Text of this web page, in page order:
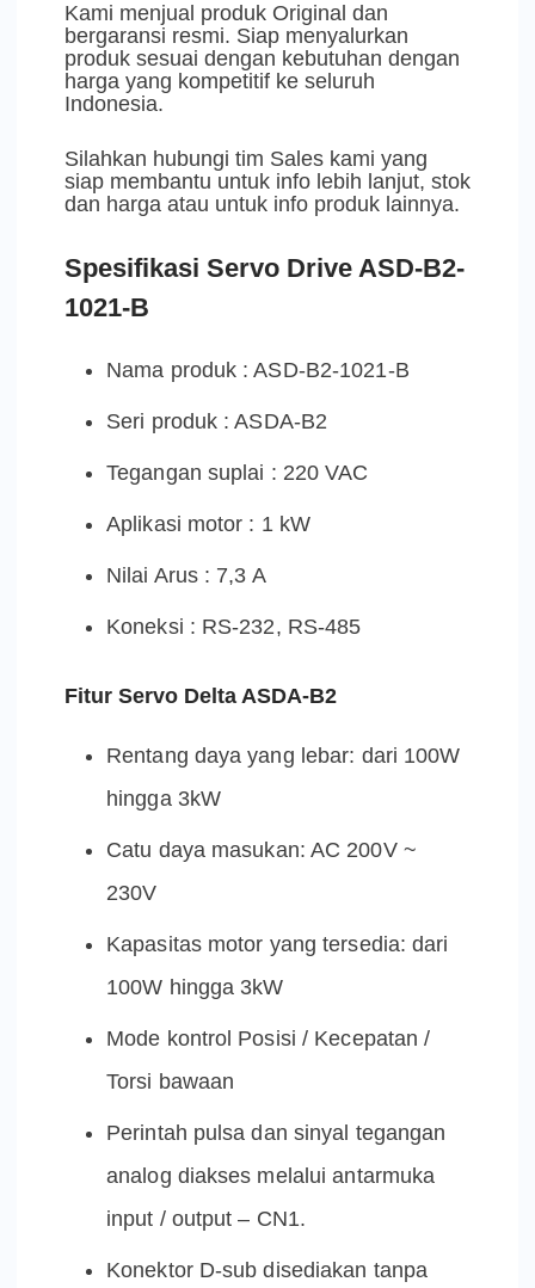
Kami menjual produk Original dan
bergaransi resmi. Siap menyalurkan
produk sesuai dengan kebutuhan dengan
harga yang kompetitif ke seluruh
Indonesia.
Silahkan hubungi tim Sales kami yang
siap membantu untuk info lebih lanjut, stok
dan harga atau untuk info produk lainnya.
Spesifikasi Servo Drive ASD-B2-
1021-B
Nama produk : ASD-B2-1021-B
Seri produk : ASDA-B2
Tegangan suplai : 220 VAC
Aplikasi motor : 1 kW
Nilai Arus : 7,3 A
Koneksi : RS-232, RS-485
Fitur Servo Delta ASDA-B2
Rentang daya yang lebar: dari 100W
hingga 3kW
Catu daya masukan: AC 200V ~
230V
Kapasitas motor yang tersedia: dari
100W hingga 3kW
Mode kontrol Posisi / Kecepatan /
Torsi bawaan
Perintah pulsa dan sinyal tegangan
analog diakses melalui antarmuka
input / output – CN1.
Konektor D-sub disediakan tanpa